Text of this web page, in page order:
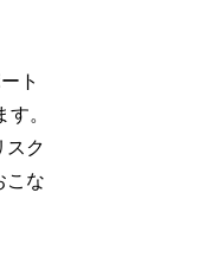
ト
。
スク
こな